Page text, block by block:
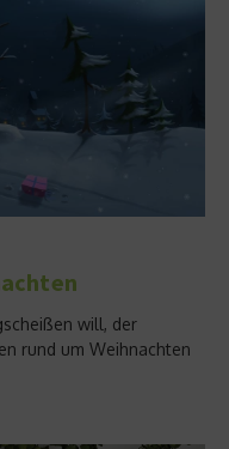
will, der
rund um Weihnachten